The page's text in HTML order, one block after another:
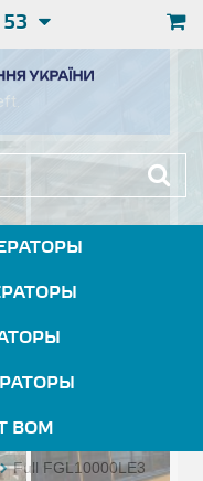
ВОМ
Full FGL10000LE3